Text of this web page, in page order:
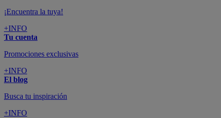
¡Encuentra la tuya!
+INFO
Tu cuenta
Promociones exclusivas
+INFO
El blog
Busca tu inspiración
+INFO